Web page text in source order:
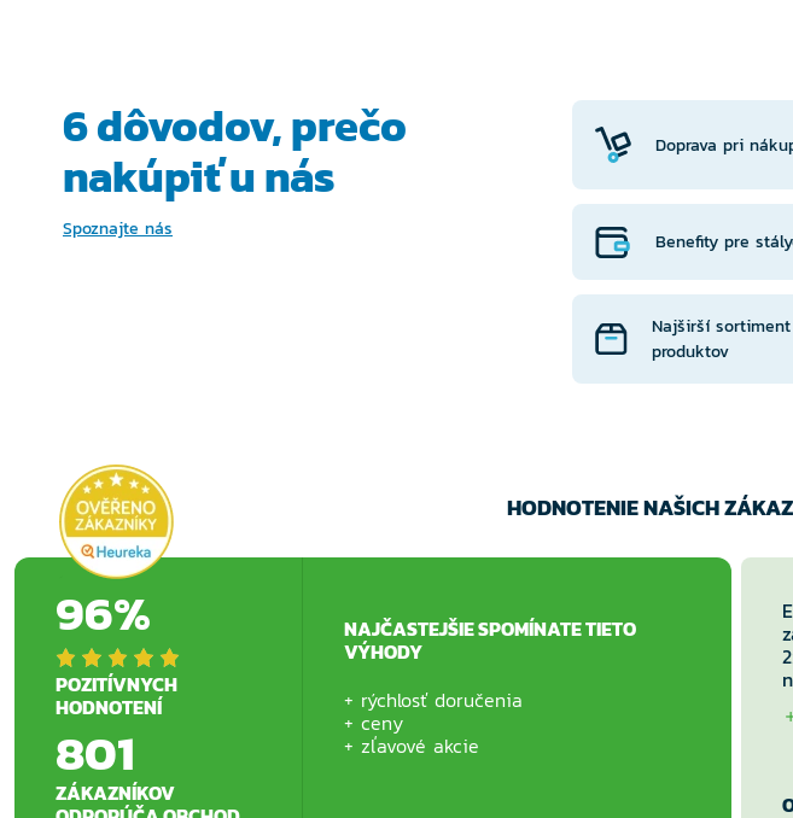
6 dôvodov, prečo
nakúpiť u nás
Spoznajte nás
Doprava pri
Benefity pre
Najširší
produktov
HODNOTENIE NAŠICH
96%
POZITÍVNYCH
HODNOTENÍ
801
ZÁKAZNÍKOV
NAJČASTEJŠIE SPOMÍNATE TIETO
VÝHODY
rýchlosť doručenia
ceny
zľavové akcie